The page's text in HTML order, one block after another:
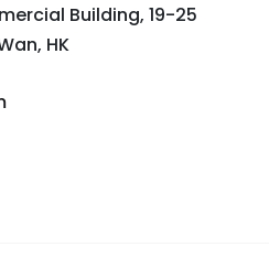
Building, 19-25
HK